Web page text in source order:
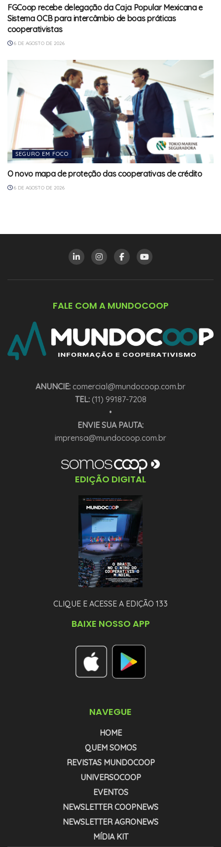
FGCoop recebe delegação da Caja Popular Mexicana e
Sistema OCB para intercâmbio de boas práticas
cooperativistas
6 DE AGOSTO DE 2026
SEGURO EM FOCO
O novo mapa de proteção das cooperativas de crédito
6 DE AGOSTO DE 2026
FALE COM A MUNDOCOOP
ANUNCIE: comercial@mundocoop.com.br
TEL:(11) 99187-7208
•
ENVIE SUA PAUTA:
imprensa@mundocoop.com.br
EDIÇÃO DIGITAL
CLIQUE E ACESSE A EDIÇÃO 133
BAIXE NOSSO APP
NAVEGUE
HOME
QUEM SOMOS
REVISTAS MUNDOCOOP
UNIVERSOCOOP
EVENTOS
NEWSLETTER COOPNEWS
NEWSLETTER AGRONEWS
MÍDIA KIT